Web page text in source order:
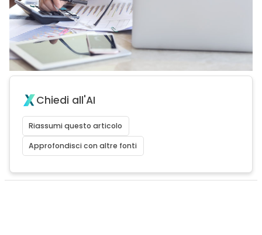
Chiedi all'AI
Riassumi questo articolo
Approfondisci con altre fonti